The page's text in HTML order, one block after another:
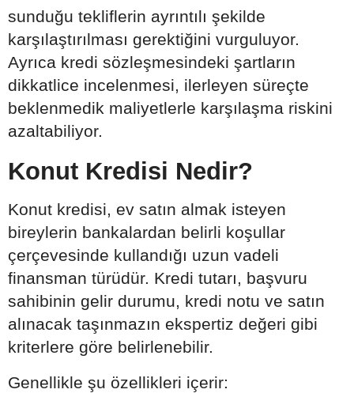
sunduğu tekliflerin ayrıntılı şekilde
karşılaştırılması gerektiğini vurguluyor.
Ayrıca kredi sözleşmesindeki şartların
dikkatlice incelenmesi, ilerleyen süreçte
beklenmedik maliyetlerle karşılaşma riskini
azaltabiliyor.
Konut Kredisi Nedir?
Konut kredisi, ev satın almak isteyen
bireylerin bankalardan belirli koşullar
çerçevesinde kullandığı uzun vadeli
finansman türüdür. Kredi tutarı, başvuru
sahibinin gelir durumu, kredi notu ve satın
alınacak taşınmazın ekspertiz değeri gibi
kriterlere göre belirlenebilir.
Genellikle şu özellikleri içerir: